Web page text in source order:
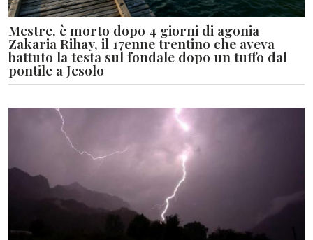
Mestre, è morto dopo 4 giorni di agonia
Zakaria Rihay, il 17enne trentino che aveva
battuto la testa sul fondale dopo un tuffo dal
pontile a Jesolo